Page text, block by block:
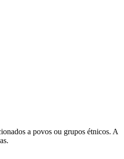
a povos ou grupos étnicos. A